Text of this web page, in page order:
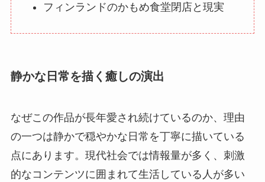
フィンランドのかもめ食堂閉店と現実
静かな日常を描く癒しの演出
なぜこの作品が長年愛され続けているのか、理由
の一つは静かで穏やかな日常を丁寧に描いている
点にあります。現代社会では情報量が多く、刺激
的なコンテンツに囲まれて生活している人が多い